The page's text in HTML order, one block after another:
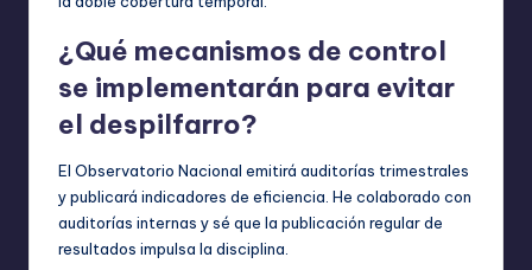
¿Qué mecanismos de control
se implementarán para evitar
el despilfarro?
El Observatorio Nacional emitirá auditorías trimestrales
y publicará indicadores de eficiencia. He colaborado con
auditorías internas y sé que la publicación regular de
resultados impulsa la disciplina.